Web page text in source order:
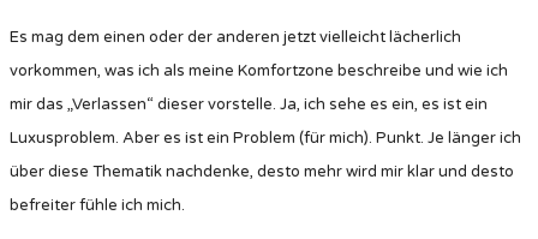
Es mag dem einen oder der anderen jetzt vielleicht lächerlich
vorkommen, was ich als meine Komfortzone beschreibe und wie ich
mir das „Verlassen“ dieser vorstelle. Ja, ich sehe es ein, es ist ein
Luxusproblem. Aber es ist ein Problem (für mich). Punkt. Je länger ich
über diese Thematik nachdenke, desto mehr wird mir klar und desto
befreiter fühle ich mich.